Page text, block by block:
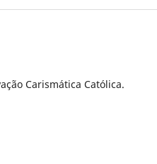
Carismática Católica.